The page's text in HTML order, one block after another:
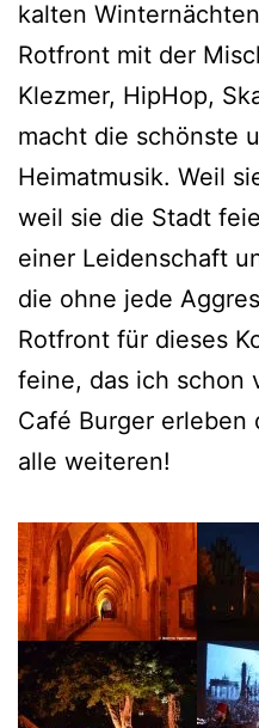
kalten
Rotfront mit der
Klezmer, HipHop,
macht die schönste
Heimatmusik. Weil
weil sie die Stadt
einer Leidenschaft
die ohne jede
Rotfront für dieses
feine, das ich schon
Café Burger
alle weiteren!